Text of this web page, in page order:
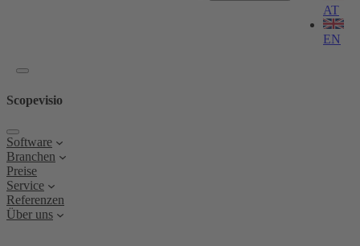
AT
EN
Scopevisio
Software
Branchen
Preise
Service
Referenzen
Über uns